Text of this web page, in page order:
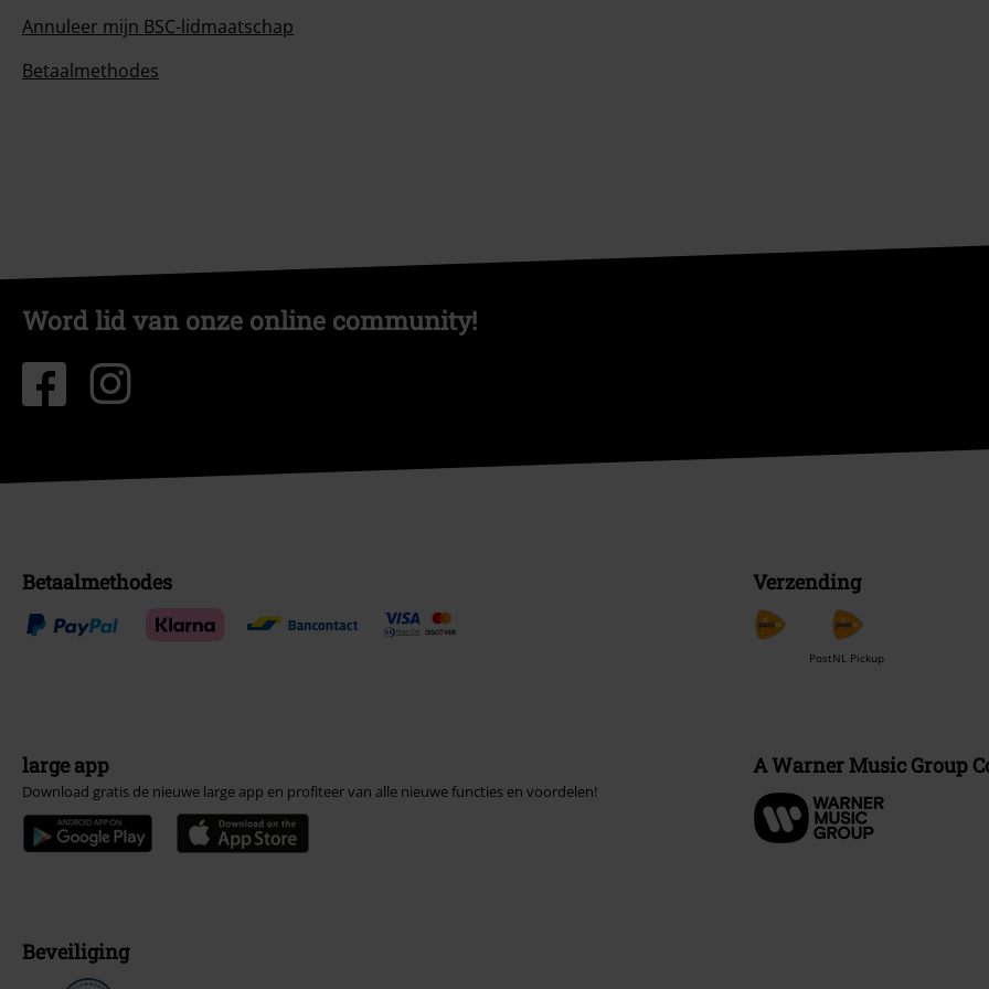
Annuleer mijn BSC-lidmaatschap
Betaalmethodes
Word lid van onze online community!
Betaalmethodes Verzending
PostNL Pickup
large app
Download gratis de nieuwe large app en profiteer van alle nieuwe functies en voordelen!
A Warner Music Group
Beveiliging